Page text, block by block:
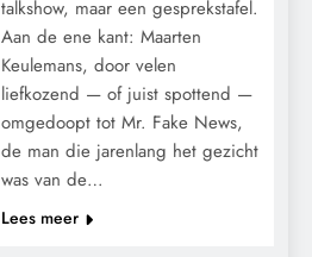
talkshow, maar een gesprekstafel.
Aan de ene kant: Maarten
Keulemans, door velen
liefkozend — of juist spottend —
omgedoopt tot Mr. Fake News,
de man die jarenlang het gezicht
was van de…
Lees meer